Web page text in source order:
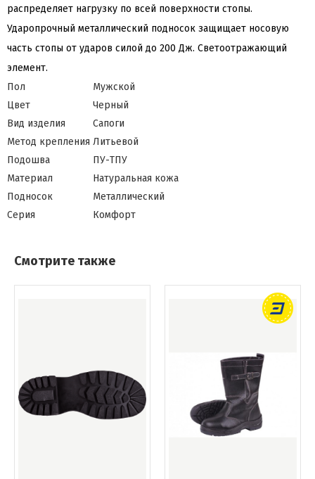
распределяет нагрузку по всей поверхности стопы.
Ударопрочный металлический подносок защищает носовую
часть стопы от ударов силой до 200 Дж. Светоотражающий
элемент.
Пол
Мужской
Цвет
Черный
Вид изделия
Сапоги
Метод крепления Литьевой
Подошва
ПУ-ТПУ
Материал
Натуральная кожа
Подносок
Металлический
Серия
Комфорт
Смотрите также